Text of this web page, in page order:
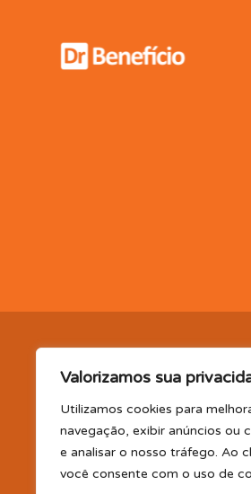
Valorizamos sua
Utilizamos cookies para
navegação, exibir anúncios ou
e analisar o nosso tráfego. Ao
você consente com o uso de
DR. BENEFÍCIO (InCompany
EM BENEFÍCIOS
PLANO DE SAÚDE E/OU
(consultas, exames, tratamentos
parceiro); TELEMEDICINA e
profissional disponibilizada. Os
CLUBE DR. BENEFÍCIO e